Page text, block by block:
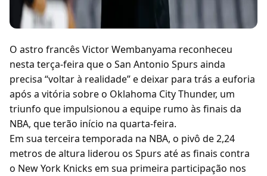
O astro francês Victor Wembanyama reconheceu
nesta terça-feira que o San Antonio Spurs ainda
precisa “voltar à realidade” e deixar para trás a euforia
após a vitória sobre o Oklahoma City Thunder, um
triunfo que impulsionou a equipe rumo às finais da
NBA, que terão início na quarta-feira.
Em sua terceira temporada na NBA, o pivô de 2,24
metros de altura liderou os Spurs até as finais contra
o New York Knicks em sua primeira participação nos